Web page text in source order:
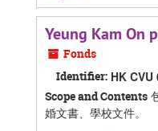
Yeung Kam On
Fonds
Identifier: HK CVU
Scope and Contents
婚文書、學校文件。